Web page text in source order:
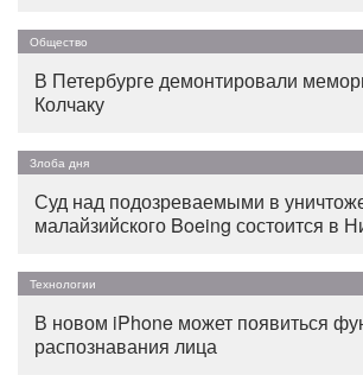
Общество
В Петербурге демонтировали
Колчаку
Злоба дня
Суд над подозреваемыми в
малайзийского Boeing состоится в
Технологии
В новом iPhone может появиться
распознавания лица